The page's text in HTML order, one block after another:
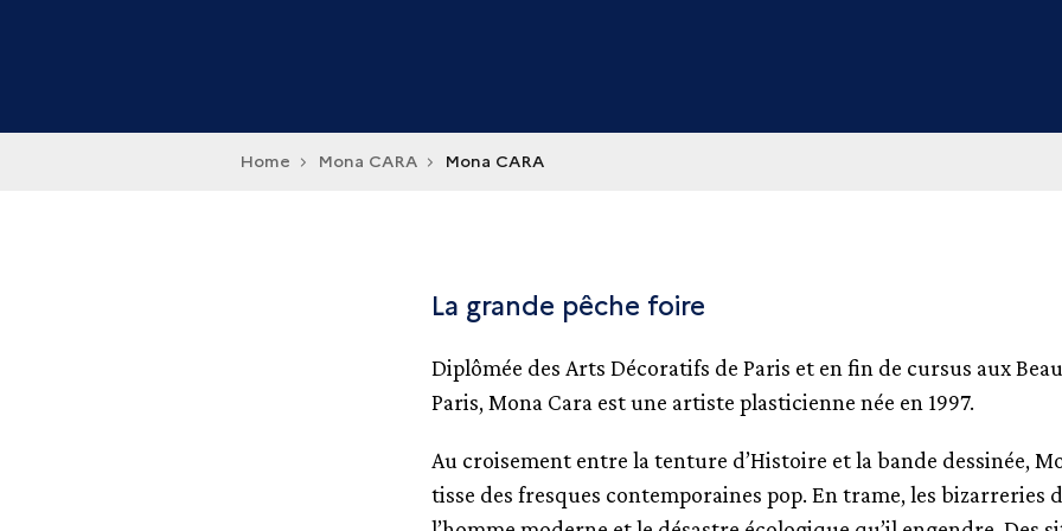
Home Mona CARA Mona CARA
La grande pêche foire
Diplômée des Arts Décoratifs de Paris et en fin de cursus aux
Paris, Mona Cara est une artiste plasticienne née en 1997.
Au croisement entre la tenture d’Histoire et la bande dessinée,
tisse des fresques contemporaines pop. En trame, les bizarreries